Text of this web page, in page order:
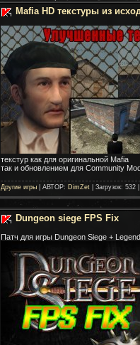
Mafia HD текстуры из
текстур как для оригинальной Mafia
так и обновлением для Community
Другие игры | АВТОР: DimZet | Загрузок:
Dungeon siege FPS Fix
Патч для игры Dungeon Siege +